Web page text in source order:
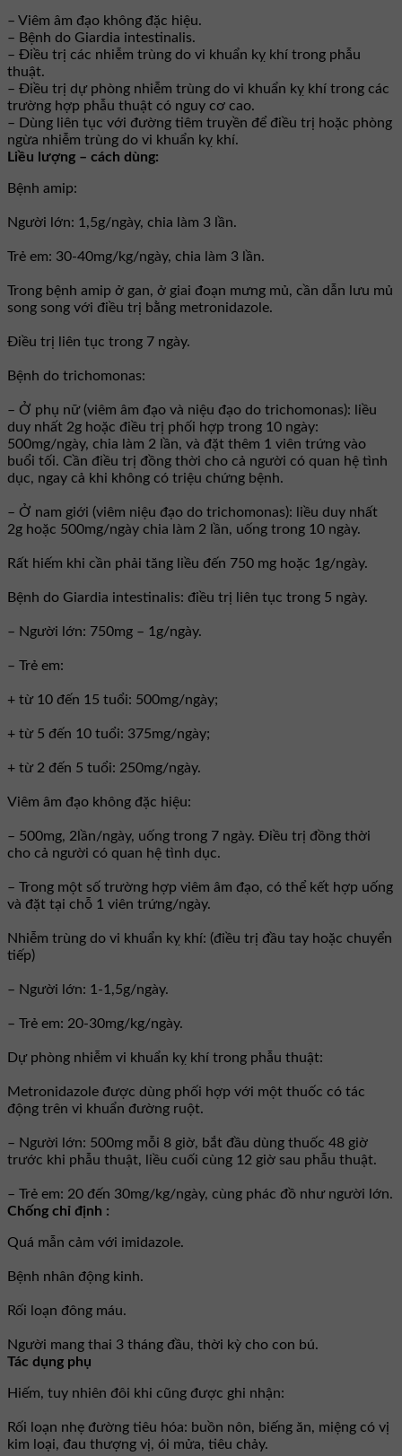
– Viêm âm đạo không đặc hiệu.
– Bệnh do Giardia intestinalis.
– Ðiều trị các nhiễm trùng do vi khuẩn kỵ khí trong phẫu
thuật.
– Ðiều trị dự phòng nhiễm trùng do vi khuẩn kỵ khí trong các
trường hợp phẫu thuật có nguy cơ cao.
– Dùng liên tục với đường tiêm truyền để điều trị hoặc phòng
ngừa nhiễm trùng do vi khuẩn kỵ khí.
Liều lượng – cách dùng:
Bệnh amip:
Người lớn: 1,5g/ngày, chia làm 3 lần.
Trẻ em: 30-40mg/kg/ngày, chia làm 3 lần.
Trong bệnh amip ở gan, ở giai đoạn mưng mủ, cần dẫn lưu mủ
song song với điều trị bằng metronidazole.
Ðiều trị liên tục trong 7 ngày.
Bệnh do trichomonas:
– Ở phụ nữ (viêm âm đạo và niệu đạo do trichomonas): liều
duy nhất 2g hoặc điều trị phối hợp trong 10 ngày:
500mg/ngày, chia làm 2 lần, và đặt thêm 1 viên trứng vào
buổi tối. Cần điều trị đồng thời cho cả người có quan hệ tình
dục, ngay cả khi không có triệu chứng bệnh.
– Ở nam giới (viêm niệu đạo do trichomonas): liều duy nhất
2g hoặc 500mg/ngày chia làm 2 lần, uống trong 10 ngày.
Rất hiếm khi cần phải tăng liều đến 750 mg hoặc 1g/ngày.
Bệnh do Giardia intestinalis: điều trị liên tục trong 5 ngày.
– Người lớn: 750mg – 1g/ngày.
– Trẻ em:
+ từ 10 đến 15 tuổi: 500mg/ngày;
+ từ 5 đến 10 tuổi: 375mg/ngày;
+ từ 2 đến 5 tuổi: 250mg/ngày.
Viêm âm đạo không đặc hiệu:
– 500mg, 2lần/ngày, uống trong 7 ngày. Ðiều trị đồng thời
cho cả người có quan hệ tình dục.
– Trong một số trường hợp viêm âm đạo, có thể kết hợp uống
và đặt tại chỗ 1 viên trứng/ngày.
Nhiễm trùng do vi khuẩn kỵ khí: (điều trị đầu tay hoặc chuyển
tiếp)
– Người lớn: 1-1,5g/ngày.
– Trẻ em: 20-30mg/kg/ngày.
Dự phòng nhiễm vi khuẩn kỵ khí trong phẫu thuật:
Metronidazole được dùng phối hợp với một thuốc có tác
động trên vi khuẩn đường ruột.
– Người lớn: 500mg mỗi 8 giờ, bắt đầu dùng thuốc 48 giờ
trước khi phẫu thuật, liều cuối cùng 12 giờ sau phẫu thuật.
– Trẻ em: 20 đến 30mg/kg/ngày, cùng phác đồ như người lớn.
Chống chỉ định :
Quá mẫn cảm với imidazole.
Bệnh nhân động kinh.
Rối loạn đông máu.
Người mang thai 3 tháng đầu, thời kỳ cho con bú.
Tác dụng phụ
Hiếm, tuy nhiên đôi khi cũng được ghi nhận:
Rối loạn nhẹ đường tiêu hóa: buồn nôn, biếng ăn, miệng có vị
kim loại, đau thượng vị, ói mửa, tiêu chảy.